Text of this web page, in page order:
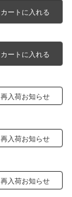
カートに入れる
カートに入れる
再入荷お知らせ
再入荷お知らせ
再入荷お知らせ